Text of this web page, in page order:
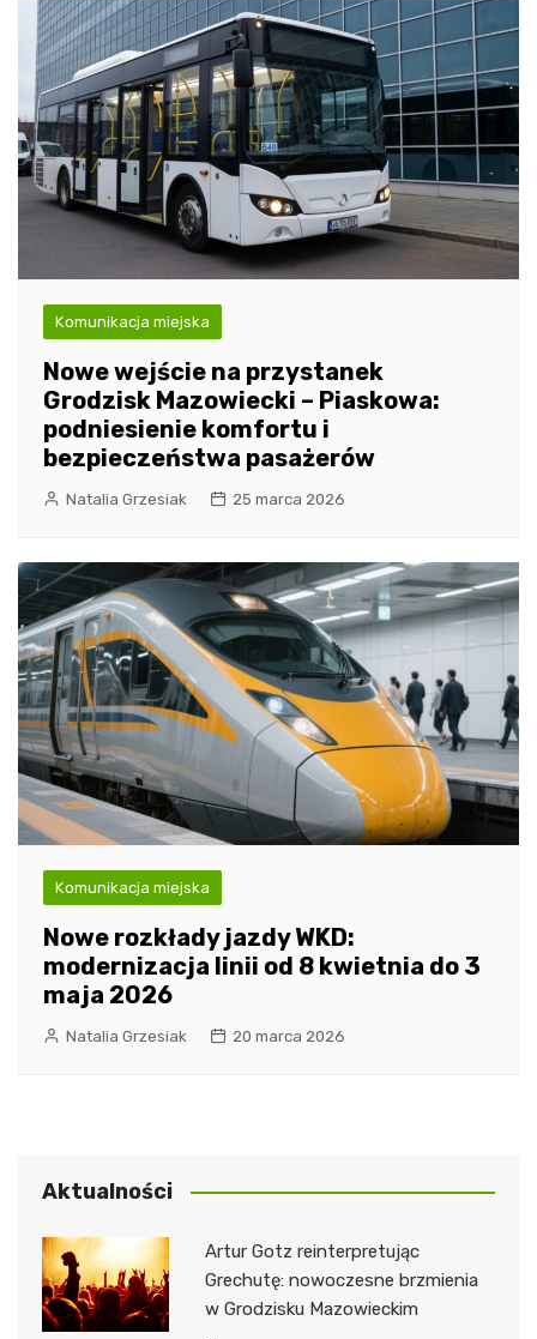
Komunikacja miejska
Nowe wejście na przystanek
Grodzisk Mazowiecki – Piaskowa:
podniesienie komfortu i
bezpieczeństwa pasażerów
Natalia Grzesiak 25 marca 2026
Komunikacja miejska
Nowe rozkłady jazdy WKD:
modernizacja linii od 8 kwietnia do 3
maja 2026
Natalia Grzesiak 20 marca 2026
Aktualności
Artur Gotz reinterpretując
Grechutę: nowoczesne brzmienia
w Grodzisku Mazowieckim